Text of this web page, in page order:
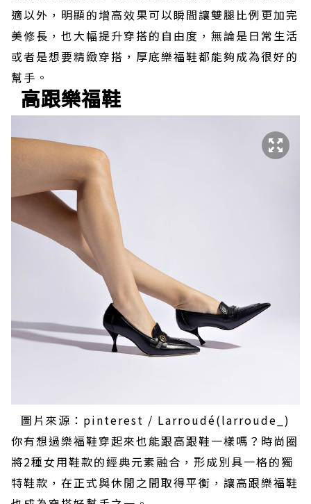
適以外，明顯的增高效果可以瞬間讓雙腿比例更加完
美修長，也大幅提升穿搭的自由度，無論是日常生活
或者是想要精緻穿搭，厚底樂福鞋都能夠成為很好的
幫手。
高跟樂福鞋
圖片來源：pinterest / Larroudé(larroude_)
你有想過樂福鞋穿起來也能跟高跟鞋一樣嗎？時尚圈
將2種女用鞋款的經典元素融合，形成別具一格的獨
特鞋款，在正式與休閒之間取得平衡，讓高跟樂福鞋